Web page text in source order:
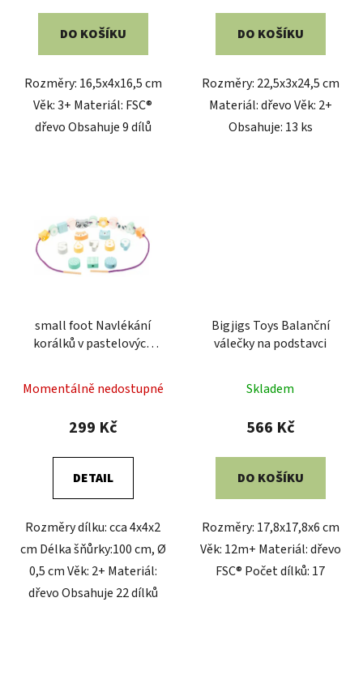
5,0
z
hvězdiček.
DO KOŠÍKU
Rozměry: 16,5x4x16,5 cm
Věk: 3+ Materiál: FSC®
dřevo Obsahuje 9 dílů
DO KOŠÍKU
Rozměry: 22,5x3x24,5 cm
Materiál: dřevo Věk: 2+
Obsahuje: 13 ks
small foot Navlékání
korálků v pastelových
Momentálně nedostupné
299 Kč
DETAIL
Rozměry dílku: cca 4x4x2
cm Délka šňůrky:100 cm, Ø
0,5 cm Věk: 2+ Materiál:
dřevo Obsahuje 22 dílků
Bigjigs Toys Balanční
válečky na podstavci
Skladem
566 Kč
DO KOŠÍKU
Rozměry: 17,8x17,8x6 cm
Věk: 12m+ Materiál: dřevo
FSC® Počet dílků: 17